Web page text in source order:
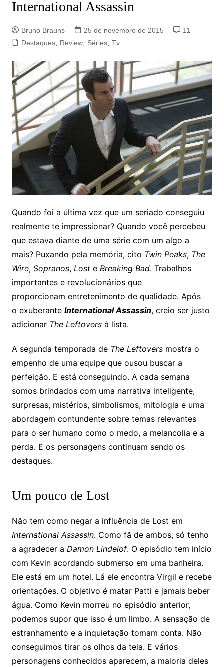
International Assassin
Bruno Brauns 25 de novembro de 2015
11
Destaques, Review, Séries, Tv
Quando foi a última vez que um seriado conseguiu
realmente te impressionar? Quando você percebeu
que estava diante de uma série com um algo a
mais? Puxando pela memória, cito Twin Peaks, The
Wire, Sopranos, Loste Breaking Bad. Trabalhos
importantes e revolucionários que
proporcionam entretenimento de qualidade. Após
o exuberante International Assassin, creio ser justo
adicionar The Leftoversà lista.
A segunda temporada de The Leftoversmostra o
empenho de uma equipe que ousou buscar a
perfeição. E está conseguindo. A cada semana
somos brindados com uma narrativa inteligente,
surpresas, mistérios, simbolismos, mitologia e uma
abordagem contundente sobre temas relevantes
para o ser humano como o medo, a melancolia e a
perda. E os personagens continuam sendo os
destaques.
Um pouco de Lost
Não tem como negar a influência de Lost em
International Assassin. Como fã de ambos, só tenho
a agradecer a Damon Lindelof. O episódio tem início
com Kevin acordando submerso em uma banheira.
Ele está em um hotel. Lá ele encontra Virgil e recebe
orientações. O objetivo é matar Patti e jamais beber
água. Como Kevin morreu no episódio anterior,
podemos supor que isso é um limbo. A sensação de
estranhamento e a inquietação tomam conta. Não
conseguimos tirar os olhos da tela. E vários
personagens conhecidos aparecem, a maioria deles